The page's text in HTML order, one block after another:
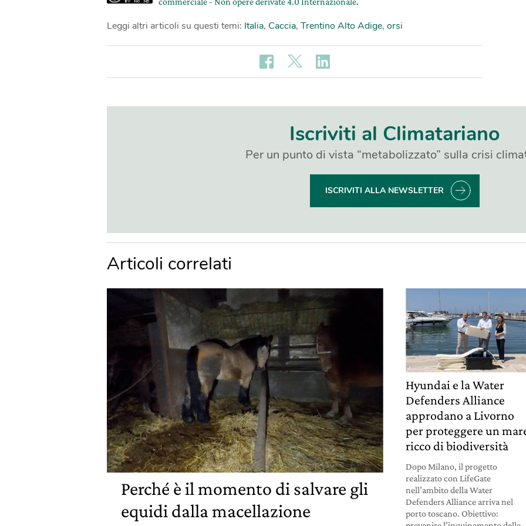
Leggi altri articoli su questi temi: Italia, Caccia, Trentino Alto Adige, orsi
Iscriviti al Climatariano
Per un punto di vista “metabolizzato” sulla crisi
ISCRIVITI ALLA NEWSLETTER
Articoli correlati
Perché è il momento di salvare gli
equidi dalla macellazione
Hyundai e la Water
Defenders Alliance
approdano a Livorno
per proteggere un
ricco di biodiversità
Dopo Milano, il progetto
realizzato con LifeGate
nell’ambito della Water
Defenders Alliance arriva nel
porto toscano. Obiettivo: